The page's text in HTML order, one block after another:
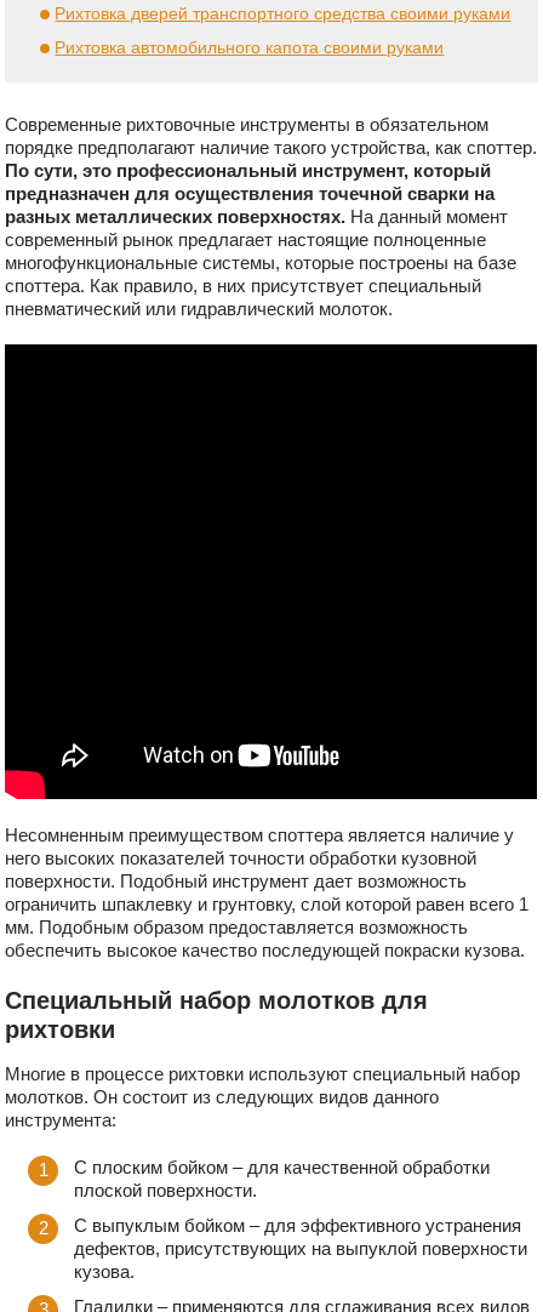
Рихтовка дверей транспортного средства своими руками
Рихтовка автомобильного капота своими руками
Современные рихтовочные инструменты в обязательном
порядке предполагают наличие такого устройства, как споттер.
По сути, это профессиональный инструмент, который
предназначен для осуществления точечной сварки на
разных металлических поверхностях. На данный момент
современный рынок предлагает настоящие полноценные
многофункциональные системы, которые построены на базе
споттера. Как правило, в них присутствует специальный
пневматический или гидравлический молоток.
Несомненным преимуществом споттера является наличие у
него высоких показателей точности обработки кузовной
поверхности. Подобный инструмент дает возможность
ограничить шпаклевку и грунтовку, слой которой равен всего 1
мм. Подобным образом предоставляется возможность
обеспечить высокое качество последующей покраски кузова.
Специальный набор молотков для
рихтовки
Многие в процессе рихтовки используют специальный набор
молотков. Он состоит из следующих видов данного
инструмента:
С плоским бойком – для качественной обработки
плоской поверхности.
С выпуклым бойком – для эффективного устранения
дефектов, присутствующих на выпуклой поверхности
кузова.
Гладилки – применяются для сглаживания всех видов